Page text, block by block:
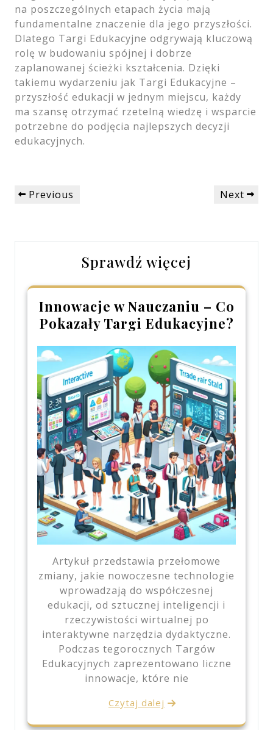
na poszczególnych etapach życia mają
fundamentalne znaczenie dla jego przyszłości.
Dlatego Targi Edukacyjne odgrywają kluczową
rolę w budowaniu spójnej i dobrze
zaplanowanej ścieżki kształcenia. Dzięki
takiemu wydarzeniu jak Targi Edukacyjne –
przyszłość edukacji w jednym miejscu, każdy
ma szansę otrzymać rzetelną wiedzę i wsparcie
potrzebne do podjęcia najlepszych decyzji
edukacyjnych.
Nawigacja
wpisu
Previous
Previous
Next
Next
Sprawdź więcej
Innowacje w Nauczaniu – Co
Pokazały Targi Edukacyjne?
Artykuł przedstawia przełomowe
zmiany, jakie nowoczesne technologie
wprowadzają do współczesnej
edukacji, od sztucznej inteligencji i
rzeczywistości wirtualnej po
interaktywne narzędzia dydaktyczne.
Podczas tegorocznych Targów
Edukacyjnych zaprezentowano liczne
innowacje, które nie
Czytaj dalej